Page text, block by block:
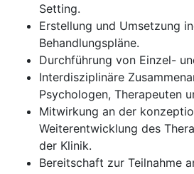
Setting.
Erstellung und Umsetzung
Behandlungspläne.
Durchführung von Einzel-
Interdisziplinäre
Psychologen, Therapeuten
Mitwirkung an der
Weiterentwicklung des
der Klinik.
Bereitschaft zur Teilnahme